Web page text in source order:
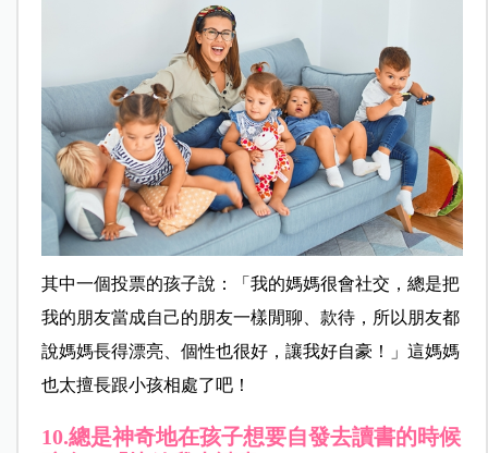
其中一個投票的孩子說：「我的媽媽很會社交，總是把
我的朋友當成自己的朋友一樣閒聊、款待，所以朋友都
說媽媽長得漂亮、個性也很好，讓我好自豪！」這媽媽
也太擅長跟小孩相處了吧！
10.總是神奇地在孩子想要自發去讀書的時候